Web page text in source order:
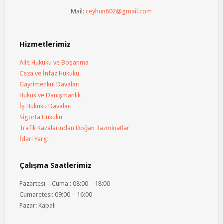
Mail:ceyhun602@gmail.com
Hizmetlerimiz
Aile Hukuku ve Boşanma
Ceza ve İnfaz Hukuku
Gayrimenkul Davaları
Hukuk ve Danışmanlık
İş Hukuku Davaları
Sigorta Hukuku
Trafik Kazalarından Doğan Tazminatlar
İdari Yargı
Çalışma Saatlerimiz
Pazartesi – Cuma : 08:00 – 18:00
Cumaretesi: 09:00 – 16:00
Pazar: Kapalı